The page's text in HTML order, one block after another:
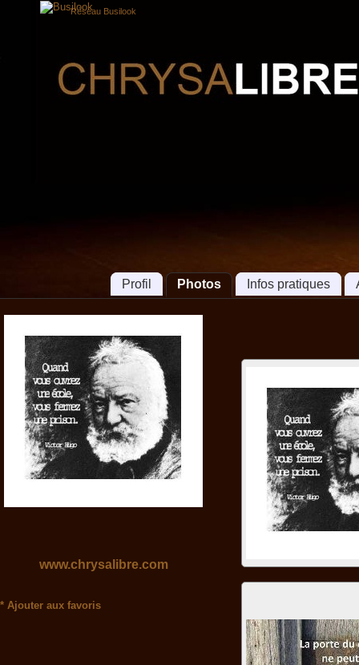
Réseau Busilook
Profil Photos Infos pratiques
www.chrysalibre.com
* Ajouter aux favoris